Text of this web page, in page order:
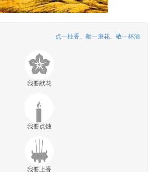
点一柱香、献一束花、敬一杯酒
我要献花
我要点烛
我要上香